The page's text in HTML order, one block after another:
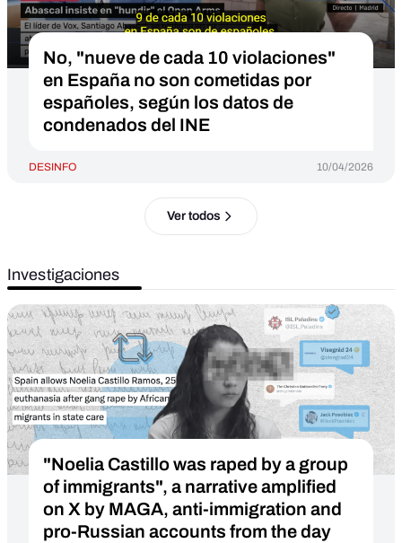
No, "nueve de cada 10 violaciones"
en España no son cometidas por
españoles, según los datos de
condenados del INE
DESINFO 10/04/2026
Ver todos
Investigaciones
"Noelia Castillo was raped by a group
of immigrants", a narrative amplified
on X by MAGA, anti-immigration and
pro-Russian accounts from the day